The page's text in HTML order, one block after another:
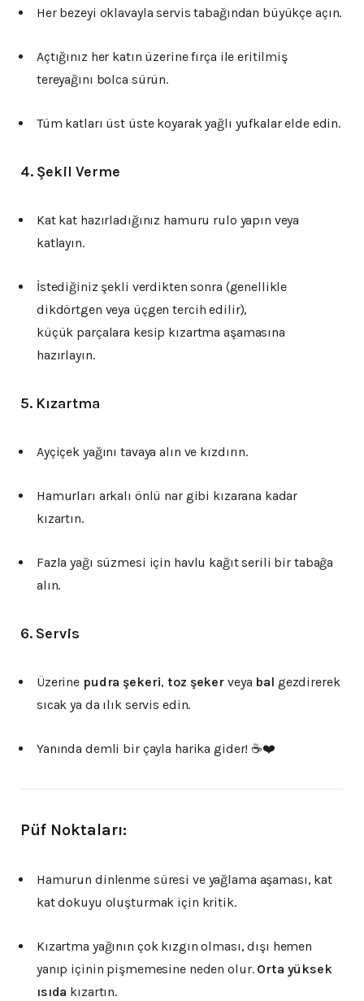
Her bezeyi oklavayla servis tabağından büyükçe açın.
Açtığınız her katın üzerine fırça ile eritilmiş
tereyağını bolca sürün.
Tüm katları üst üste koyarak yağlı yufkalar elde edin.
4. Şekil Verme
Kat kat hazırladığınız hamuru rulo yapın veya
katlayın.
İstediğiniz şekli verdikten sonra (genellikle
dikdörtgen veya üçgen tercih edilir),
küçük parçalara kesip kızartma aşamasına
hazırlayın.
5. Kızartma
Ayçiçek yağını tavaya alın ve kızdırın.
Hamurları arkalı önlü nar gibi kızarana kadar
kızartın.
Fazla yağı süzmesi için havlu kağıt serili bir tabağa
alın.
6. Servis
Üzerine pudra şekeri,toz şeker veya bal gezdirerek
sıcak ya da ılık servis edin.
Yanında demli bir çayla harika gider! ☕❤️
Püf Noktaları:
Hamurun dinlenme süresi ve yağlama aşaması, kat
kat dokuyu oluşturmak için kritik.
Kızartma yağının çok kızgın olması, dışı hemen
yanıp içinin pişmemesine neden olur. Orta yüksek
ısıda kızartın.